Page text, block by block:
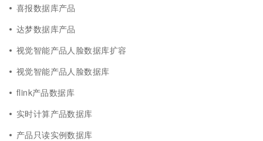
喜报数据库产品
达梦数据库产品
视觉智能产品人脸数据库扩容
视觉智能产品人脸数据库
flink产品数据库
实时计算产品数据库
产品只读实例数据库